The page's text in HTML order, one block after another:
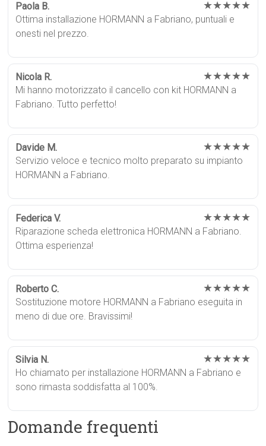
Paola B. ★★★★★
Ottima installazione HORMANN a Fabriano, puntuali e
onesti nel prezzo.
Nicola R. ★★★★★
Mi hanno motorizzato il cancello con kit HORMANN a
Fabriano. Tutto perfetto!
Davide M. ★★★★★
Servizio veloce e tecnico molto preparato su impianto
HORMANN a Fabriano.
Federica V. ★★★★★
Riparazione scheda elettronica HORMANN a Fabriano.
Ottima esperienza!
Roberto C. ★★★★★
Sostituzione motore HORMANN a Fabriano eseguita in
meno di due ore. Bravissimi!
Silvia N. ★★★★★
Ho chiamato per installazione HORMANN a Fabriano e
sono rimasta soddisfatta al 100%.
Domande frequenti